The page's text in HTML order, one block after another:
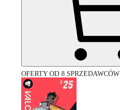
OFERTY OD 8 SPRZEDAWCÓW